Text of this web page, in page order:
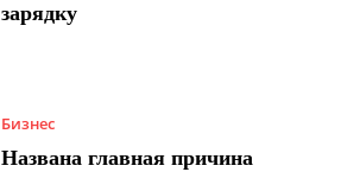
зарядку
Бизнес
Названа главная причина